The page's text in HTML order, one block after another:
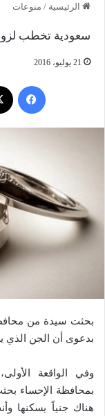
الرئيسية / منوعات
سعودية تخطب
21 يوليو، 2016
بحثت سيدة من
بدعوى أن الجن الذي
وفي الواقعة
بمحافظة الإحساء
هناك جنياً يسكنها